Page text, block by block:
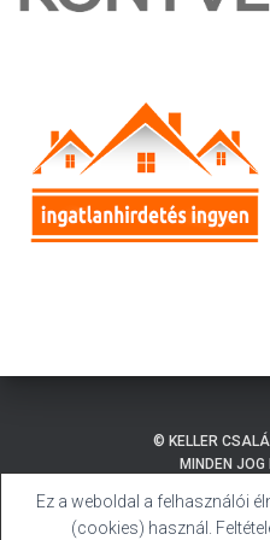
© KELLER
MINDEN
ADATKEZELÉSI
Ez a weboldal a felhasználói
(cookies) használ.